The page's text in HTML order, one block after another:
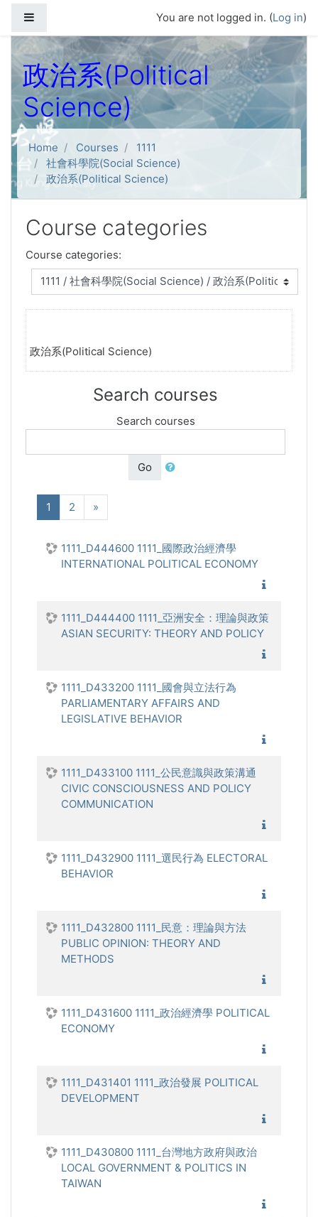
You are not logged in. (Log in)
政治系(Political
Science)
Home Courses
1111
社會科學院(Social Science)
政治系(Political Science)
Course categories
Course categories:
政治系(Political Science)
Search courses
Search courses
Go
1 (current)
2 »
1111_D444600 1111_國際政治經濟學
INTERNATIONAL POLITICAL ECONOMY
1111_D444400 1111_亞洲安全：理論與政策
ASIAN SECURITY: THEORY AND POLICY
1111_D433200 1111_國會與立法行為
PARLIAMENTARY AFFAIRS AND
LEGISLATIVE BEHAVIOR
1111_D433100 1111_公民意識與政策溝通
CIVIC CONSCIOUSNESS AND POLICY
COMMUNICATION
1111_D432900 1111_選民行為 ELECTORAL
BEHAVIOR
1111_D432800 1111_民意：理論與方法
PUBLIC OPINION: THEORY AND
METHODS
1111_D431600 1111_政治經濟學 POLITICAL
ECONOMY
1111_D431401 1111_政治發展 POLITICAL
DEVELOPMENT
1111_D430800 1111_台灣地方政府與政治
LOCAL GOVERNMENT & POLITICS IN
TAIWAN